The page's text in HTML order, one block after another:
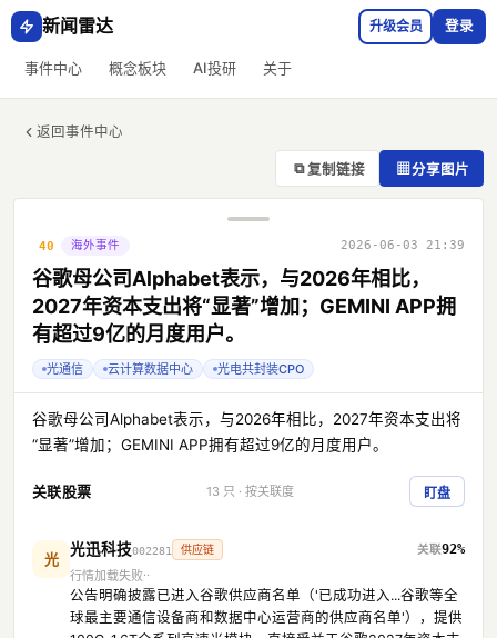
新闻雷达
事件中心 概念板块 AI投研 关于
升级会员 登录
返回事件中心
⧉ 复制链接 ▦分享图片
40 海外事件 2026-06-03 21:39
谷歌母公司Alphabet表示，与2026年相比，
2027年资本支出将“显著”增加；GEMINI APP拥
有超过9亿的月度用户。
光通信 云计算数据中心 光电共封装CPO
谷歌母公司Alphabet表示，与2026年相比，2027年资本支出将
“显著”增加；GEMINI APP拥有超过9亿的月度用户。
关联股票 13 只 · 按关联度 盯盘
光
光迅科技002281 供应链
92%
行情加载失败
公告明确披露已进入谷歌供应商名单（'已成功进入...谷歌等全
球最主要通信设备商和数据中心运营商的供应商名单'），提供